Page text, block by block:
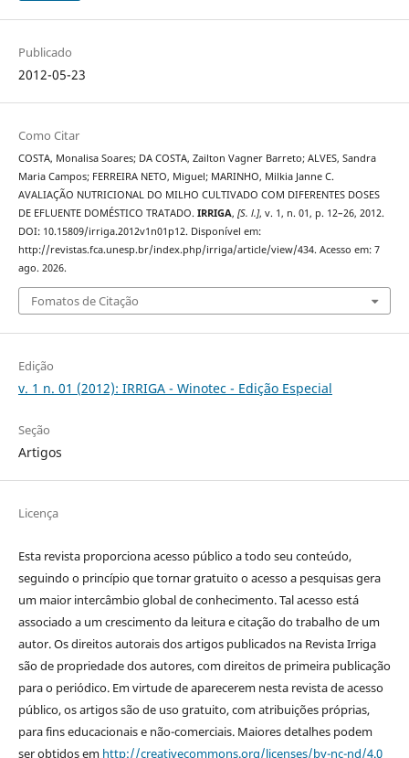
Publicado
2012-05-23
Como Citar
COSTA, Monalisa Soares; DA COSTA, Zailton Vagner Barreto; ALVES, Sandra
Maria Campos; FERREIRA NETO, Miguel; MARINHO, Milkia Janne C.
AVALIAÇÃO NUTRICIONAL DO MILHO CULTIVADO COM DIFERENTES DOSES
DE EFLUENTE DOMÉSTICO TRATADO. IRRIGA, [S. l.], v. 1, n. 01, p. 12–26, 2012.
DOI: 10.15809/irriga.2012v1n01p12. Disponível em:
http://revistas.fca.unesp.br/index.php/irriga/article/view/434. Acesso em: 7
ago. 2026.
Fomatos de Citação
Edição
v. 1 n. 01 (2012): IRRIGA - Winotec - Edição Especial
Seção
Artigos
Licença
Esta revista proporciona acesso público a todo seu conteúdo,
seguindo o princípio que tornar gratuito o acesso a pesquisas gera
um maior intercâmbio global de conhecimento. Tal acesso está
associado a um crescimento da leitura e citação do trabalho de um
autor. Os direitos autorais dos artigos publicados na Revista Irriga
são de propriedade dos autores, com direitos de primeira publicação
para o periódico. Em virtude de aparecerem nesta revista de acesso
público, os artigos são de uso gratuito, com atribuições próprias,
para fins educacionais e não-comerciais. Maiores detalhes podem
ser obtidos em http://creativecommons.org/licenses/by-nc-nd/4.0